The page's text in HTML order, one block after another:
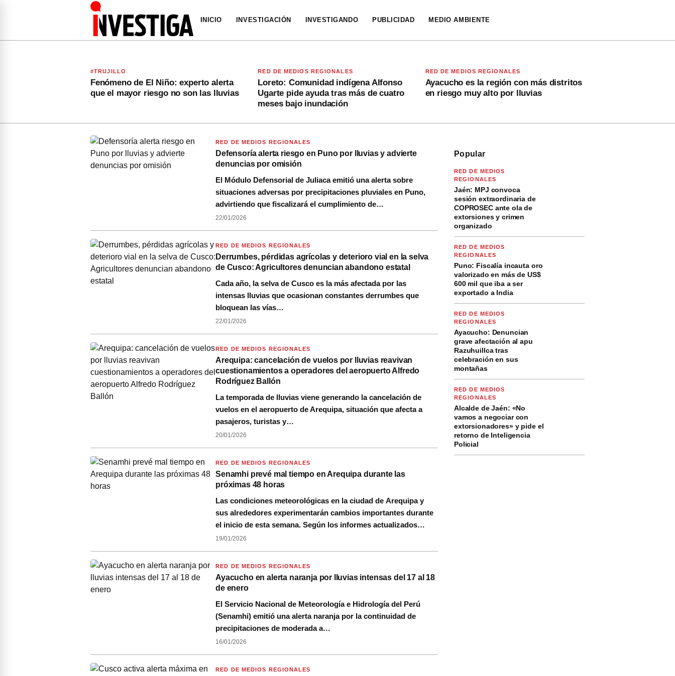
INICIO INVESTIGACIÓN INVESTIGANDO PUBLICIDAD MEDIO AMBIENTE
#TRUJILLO
Fenómeno de El Niño: experto alerta
que el mayor riesgo no son las lluvias
RED DE MEDIOS REGIONALES
Loreto: Comunidad indígena Alfonso
Ugarte pide ayuda tras más de cuatro
meses bajo inundación
RED DE MEDIOS REGIONALES
Ayacucho es la región con más distritos
en riesgo muy alto por lluvias
RED DE MEDIOS REGIONALES
Defensoría alerta riesgo en Puno por lluvias y advierte
denuncias por omisión
El Módulo Defensorial de Juliaca emitió una alerta sobre
situaciones adversas por precipitaciones pluviales en Puno,
advirtiendo que fiscalizará el cumplimiento de…
22/01/2026
RED DE MEDIOS REGIONALES
Derrumbes, pérdidas agrícolas y deterioro vial en la selva
de Cusco: Agricultores denuncian abandono estatal
Cada año, la selva de Cusco es la más afectada por las
intensas lluvias que ocasionan constantes derrumbes que
bloquean las vías…
22/01/2026
RED DE MEDIOS REGIONALES
Arequipa: cancelación de vuelos por lluvias reavivan
cuestionamientos a operadores del aeropuerto Alfredo
Rodríguez Ballón
La temporada de lluvias viene generando la cancelación de
vuelos en el aeropuerto de Arequipa, situación que afecta a
pasajeros, turistas y…
20/01/2026
RED DE MEDIOS REGIONALES
Senamhi prevé mal tiempo en Arequipa durante las
próximas 48 horas
Las condiciones meteorológicas en la ciudad de Arequipa y
sus alrededores experimentarán cambios importantes durante
el inicio de esta semana. Según los informes actualizados…
19/01/2026
RED DE MEDIOS REGIONALES
Ayacucho en alerta naranja por lluvias intensas del 17 al 18
de enero
El Servicio Nacional de Meteorología e Hidrología del Perú
(Senamhi) emitió una alerta naranja por la continuidad de
precipitaciones de moderada a…
16/01/2026
RED DE MEDIOS REGIONALES
Popular
RED DE MEDIOS
REGIONALES
Jaén: MPJ convoca
sesión extraordinaria de
COPROSEC ante ola de
extorsiones y crimen
organizado
RED DE MEDIOS
REGIONALES
Puno: Fiscalía incauta oro
valorizado en más de US$
600 mil que iba a ser
exportado a India
RED DE MEDIOS
REGIONALES
Ayacucho: Denuncian
grave afectación al apu
Razuhuillca tras
celebración en sus
montañas
RED DE MEDIOS
REGIONALES
Alcalde de Jaén: «No
vamos a negociar con
extorsionadores» y pide el
retorno de Inteligencia
Policial